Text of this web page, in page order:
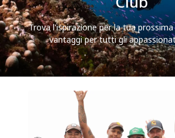
Trova l'ispirazione per la tua
vantaggi per tutti gli